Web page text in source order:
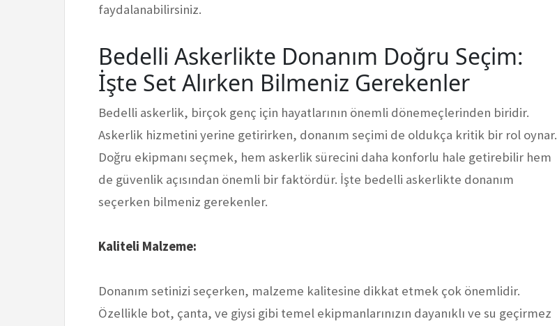
faydalanabilirsiniz.
Bedelli Askerlikte Donanım Doğru Seçim:
İşte Set Alırken Bilmeniz Gerekenler
Bedelli askerlik, birçok genç için hayatlarının önemli dönemeçlerinden biridir.
Askerlik hizmetini yerine getirirken, donanım seçimi de oldukça kritik bir rol oynar.
Doğru ekipmanı seçmek, hem askerlik sürecini daha konforlu hale getirebilir hem
de güvenlik açısından önemli bir faktördür. İşte bedelli askerlikte donanım
seçerken bilmeniz gerekenler.
Kaliteli Malzeme:
Donanım setinizi seçerken, malzeme kalitesine dikkat etmek çok önemlidir.
Özellikle bot, çanta, ve giysi gibi temel ekipmanlarınızın dayanıklı ve su geçirmez